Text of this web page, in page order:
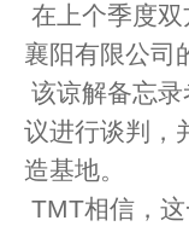
在上个季度
襄阳有限公司
该谅解备忘
议进行谈判，
造基地。
TMT相信，